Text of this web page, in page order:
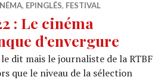
, EPINGLÉS, FESTIVAL
: Le cinéma
d’envergure
le dit mais le journaliste de la RTBF
que le niveau de la sélection